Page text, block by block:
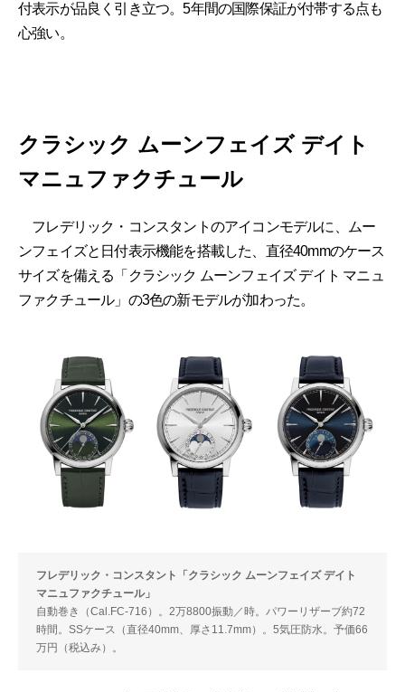
付表示が品良く引き立つ。5年間の国際保証が付帯する点も
心強い。
クラシック ムーンフェイズ デイト
マニュファクチュール
フレデリック・コンスタントのアイコンモデルに、ムー
ンフェイズと日付表示機能を搭載した、直径40mmのケース
サイズを備える「クラシック ムーンフェイズ デイト マニュ
ファクチュール」の3色の新モデルが加わった。
フレデリック・コンスタント「クラシック ムーンフェイズ デイト
マニュファクチュール」
自動巻き（Cal.FC-716）。2万8800振動／時。パワーリザーブ約72
時間。SSケース（直径40mm、厚さ11.7mm）。5気圧防水。予価66
万円（税込み）。